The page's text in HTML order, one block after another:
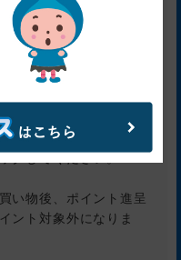
登録不備、キャンセ
された利用。
外になります。
詳細ページの「このシ
クしてください。
い物後、ポイント進呈
ント対象外になりま